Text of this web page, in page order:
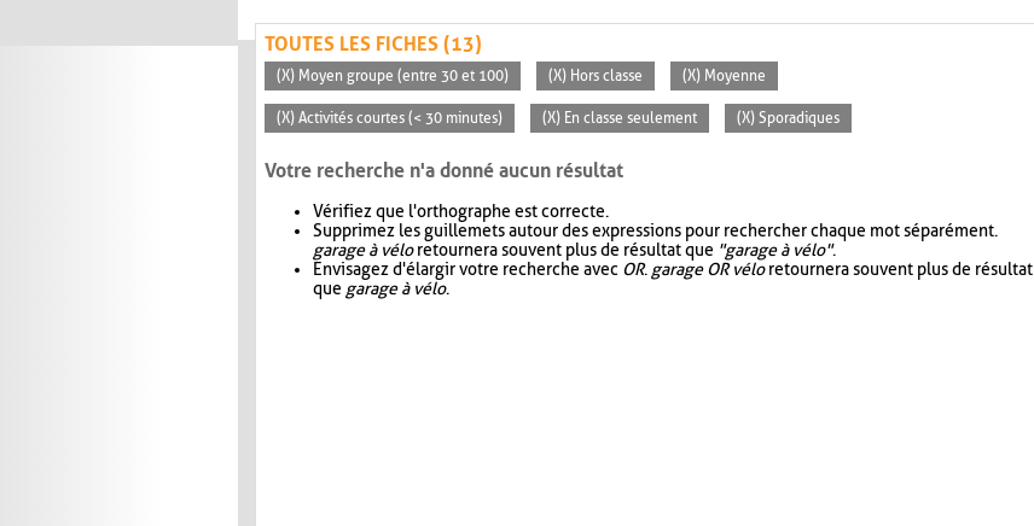
TOUTES LES FICHES (13)
(X) Moyen groupe (entre 30 et 100) (X) Hors classe (X) Moyenne
(X) Activités courtes (< 30 minutes) (X) En classe seulement (X) Sporadiques
Votre recherche n'a donné aucun résultat
Vérifiez que l'orthographe est correcte.
Supprimez les guillemets autour des expressions pour rechercher chaque mot séparément.
garage à véloretournera souvent plus de résultat que "garage à vélo".
Envisagez d'élargir votre recherche avec OR. garage OR véloretournera souvent plus de résultat
que garage à vélo.